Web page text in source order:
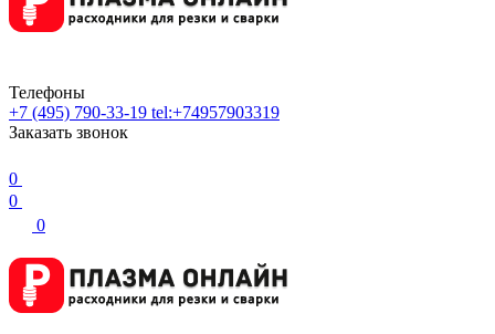
Телефоны
+7 (495) 790-33-19 tel:+74957903319
Заказать звонок
0
0
0